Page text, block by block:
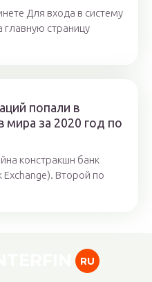
Для входа в систему
главную страницу
попали в
мира за 2020 год по
констракшн банк
Exchange). Второй по
RU